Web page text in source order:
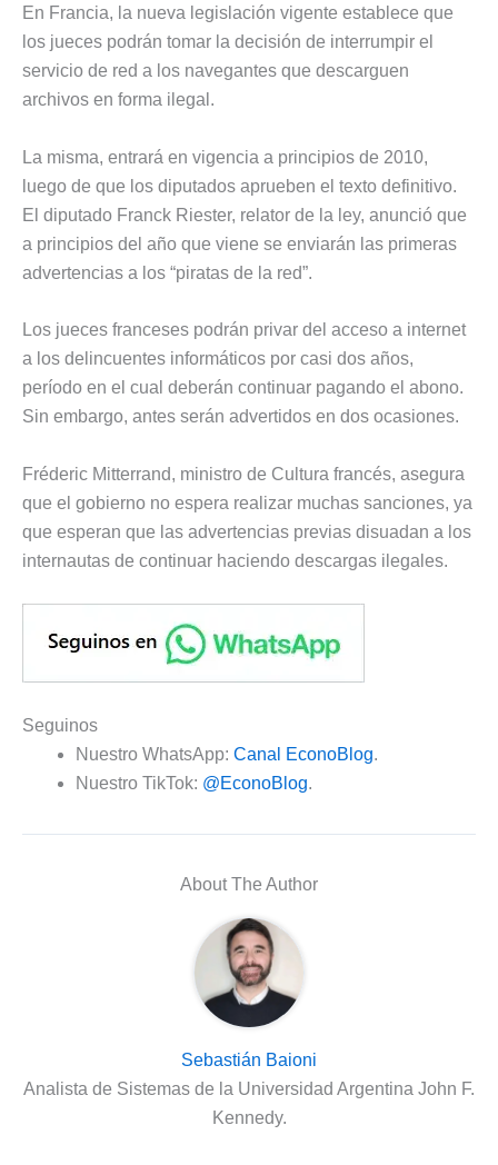
En Francia, la nueva legislación vigente establece que
los jueces podrán tomar la decisión de interrumpir el
servicio de red a los navegantes que descarguen
archivos en forma ilegal.
La misma, entrará en vigencia a principios de 2010,
luego de que los diputados aprueben el texto definitivo.
El diputado Franck Riester, relator de la ley, anunció que
a principios del año que viene se enviarán las primeras
advertencias a los “piratas de la red”.
Los jueces franceses podrán privar del acceso a internet
a los delincuentes informáticos por casi dos años,
período en el cual deberán continuar pagando el abono.
Sin embargo, antes serán advertidos en dos ocasiones.
Fréderic Mitterrand, ministro de Cultura francés, asegura
que el gobierno no espera realizar muchas sanciones, ya
que esperan que las advertencias previas disuadan a los
internautas de continuar haciendo descargas ilegales.
Seguinos
Nuestro WhatsApp: Canal EconoBlog.
Nuestro TikTok: @EconoBlog.
About The Author
Sebastián Baioni
Analista de Sistemas de la Universidad Argentina John F.
Kennedy.